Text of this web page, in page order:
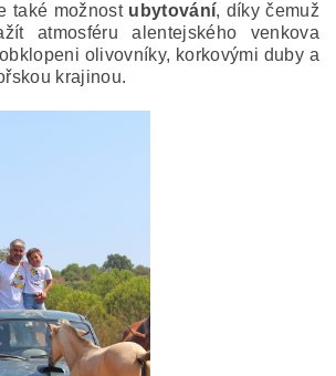
také možnost ubytování, díky čemuž
atmosféru alentejského venkova
olivovníky, korkovými duby a
krajinou.